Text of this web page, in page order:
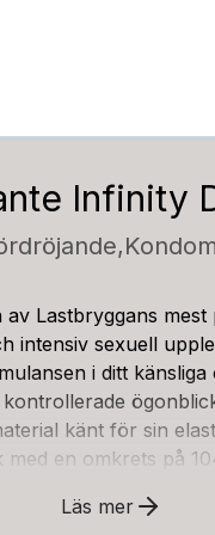
Infinity
Lastbryggans
intensiv sexuell
i ditt
känt för sin
en omkrets på
unika
Läs mer